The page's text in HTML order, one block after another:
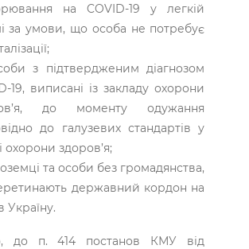
на COVID-19 у легкій
за умови, що особа не потребує
з підтвердженим діагнозом
19, виписані із закладу охорони
до моменту одужання
до галузевих стандартів у
охорони здоров’я;
та особи без громадянства,
державний кордон на
Україну.
до п. 414 постанов КМУ від